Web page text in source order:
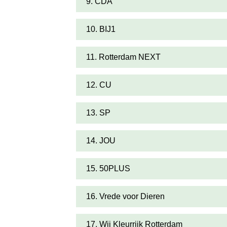
10. BIJ1
11. Rotterdam NEXT
12. CU
13. SP
14. JOU
15. 50PLUS
16. Vrede voor Dieren
17. Wij Kleurrijk Rotterdam